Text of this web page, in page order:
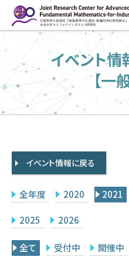
ン
へ
ス
キ
HOME
概要
運営
2026年度公募
採択研究・報告書一覧
イベント情報
研究代表者専用
イベント情
【一
イベント情報に戻る
全年度 2020 2021
2025 2026
全て 受付中 開催中